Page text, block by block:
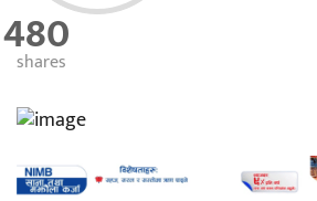
480
shares